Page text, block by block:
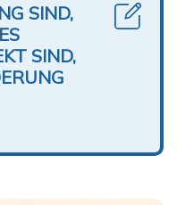
SIND,
SIND,